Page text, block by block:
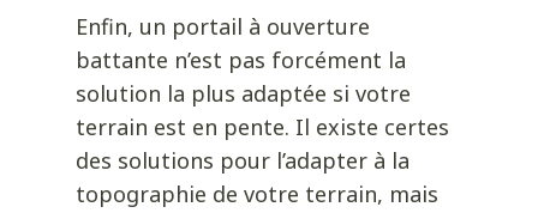
Enfin, un portail à ouverture
battante n’est pas forcément la
solution la plus adaptée si votre
terrain est en pente. Il existe certes
des solutions pour l’adapter à la
topographie de votre terrain, mais